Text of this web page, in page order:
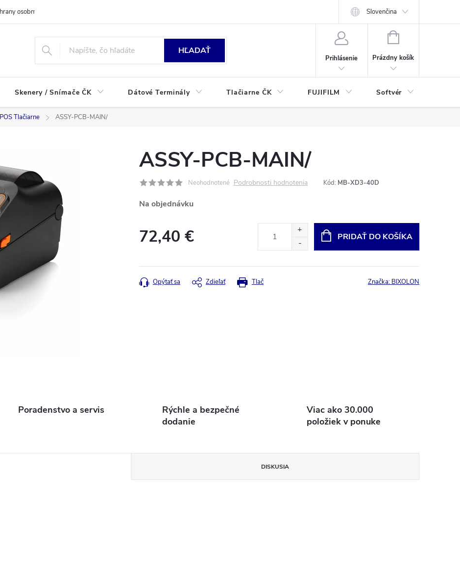
osobných údajov Slovenčina
HĽADAŤ
Prihlásenie
NÁKUPNÝ
Prázdny košík
Skenery / Snímače ČK Dátové Terminály Tlačiarne ČK FUJIFILM Softvér
Tlačiarne ASSY-PCB-MAIN/
ASSY-PCB-MAIN/
Neohodnotené Podrobnosti hodnotenia Kód: MB-XD3-40D
Na objednávku
72,40 € PRIDAŤ DO KOŠÍKA
Tlač
Opýtať sa Zdieľať Značka: BIXOLON
Poradenstvo a servis
Rýchle a bezpečné
dodanie
Viac ako 30.000
položiek v ponuke
DISKUSIA